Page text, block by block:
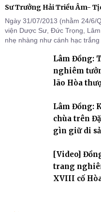
Sư Trưởng Hải Triều Âm-
Ngày 31/07/2013 (nhằm 24/6/
viện Dược Sư, Đức Trọng,
nhẹ nhàng như cánh hạc
Lâm Đồng:
nghiêm
lão Hòa
Lâm Đồng:
chùa trên
gìn giữ di
[Video]
trang
XVIII cố